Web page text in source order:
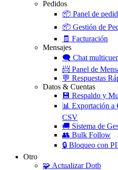
Pedidos
📦 Panel de
📦 Gestión de
🧾 Facturación
Mensajes
🗨️ Chat
📨 Panel de
💬 Respuestas
Datos & Cuentas
💾 Respaldo y
📊 Exportación a
CSV
🚚 Sistema de
👥 Bulk Follow
🔒 Bloqueo con
Otro
🧩 Actualizar Dotb